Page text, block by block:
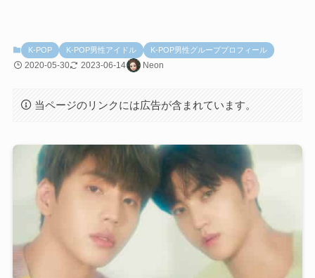
K-POP K-POP男性アイドル K-POP男性グループプロフィール
2020-05-30 2023-06-14 Neon
当ページのリンクには広告が含まれています。